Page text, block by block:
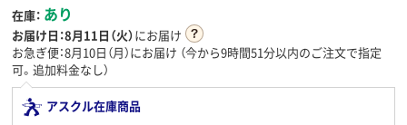
在庫： あり
お届け日：8月11日（火）にお届け
お急ぎ便：8月10日（月）にお届け （今から9時間51分以内のご注文で指定
可。追加料金なし）
アスクル在庫商品